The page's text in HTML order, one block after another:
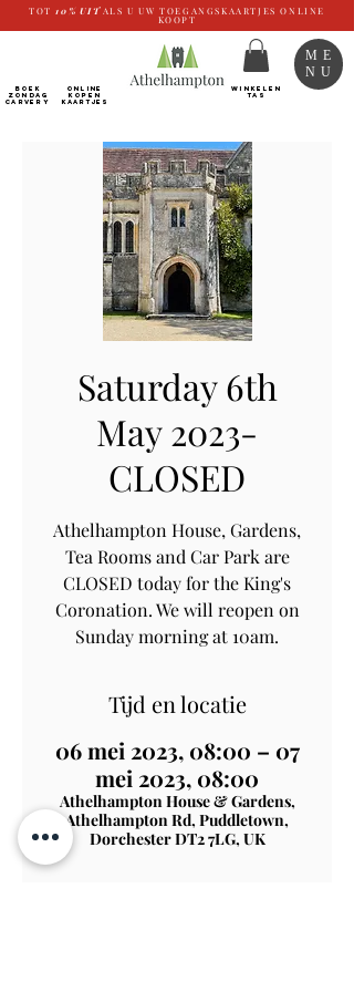
TOT 10% UIT ALS U UW TOEGANGSKAARTJES ONLINE
KOOPT
BOEK
ZONDAG
CARVERY
ONLINE
kopen
Kaartjes
WINKELEN
TAS
ME
NU
Saturday 6th
May 2023-
CLOSED
Athelhampton House, Gardens,
Tea Rooms and Car Park are
CLOSED today for the King's
Coronation. We will reopen on
Sunday morning at 10am.
Tijd en locatie
06 mei 2023, 08:00 – 07
mei 2023, 08:00
Athelhampton House & Gardens,
Athelhampton Rd, Puddletown,
Dorchester DT2 7LG, UK